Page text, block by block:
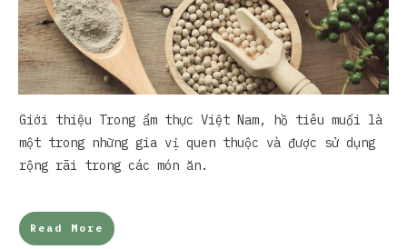
Giới thiệu Trong ẩm thực Việt Nam, hồ tiêu muối là
một trong những gia vị quen thuộc và được sử dụng
rộng rãi trong các món ăn.
Read More